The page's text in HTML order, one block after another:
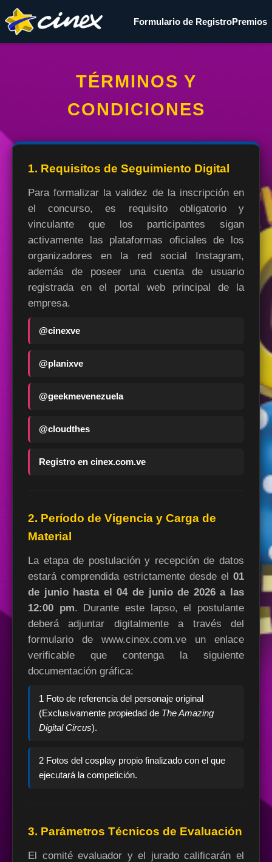
Formulario de RegistroPremios
TÉRMINOS Y
CONDICIONES
1. Requisitos de Seguimiento Digital
Para formalizar la validez de la inscripción en
el concurso, es requisito obligatorio y
vinculante que los participantes sigan
activamente las plataformas oficiales de los
organizadores en la red social Instagram,
además de poseer una cuenta de usuario
registrada en el portal web principal de la
empresa.
@cinexve
@planixve
@geekmevenezuela
@cloudthes
Registro en cinex.com.ve
2. Período de Vigencia y Carga de
Material
La etapa de postulación y recepción de datos
estará comprendida estrictamente desde el 01
de junio hasta el 04 de junio de 2026 a las
12:00 pm. Durante este lapso, el postulante
deberá adjuntar digitalmente a través del
formulario de www.cinex.com.ve un enlace
verificable que contenga la siguiente
documentación gráfica:
1 Foto de referencia del personaje original
(Exclusivamente propiedad de The Amazing
Digital Circus).
2 Fotos del cosplay propio finalizado con el que
ejecutará la competición.
3. Parámetros Técnicos de Evaluación
El comité evaluador y el jurado calificarán el